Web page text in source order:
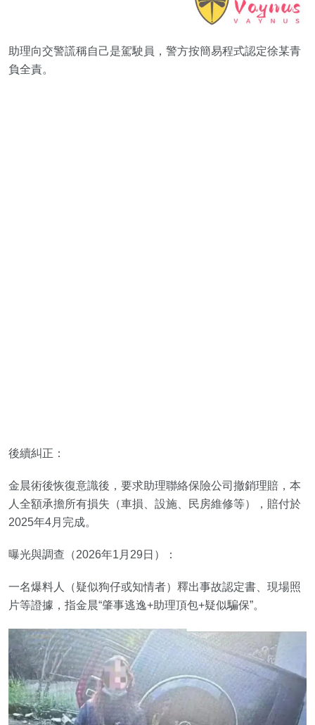
助理向交警謊稱自己是駕駛員，警方按簡易程式認定徐某青
負全責。
後續糾正：
金晨術後恢復意識後，要求助理聯絡保險公司撤銷理賠，本
人全額承擔所有損失（車損、設施、民房維修等），賠付於
2025年4月完成。
曝光與調查（2026年1月29日）：
一名爆料人（疑似狗仔或知情者）釋出事故認定書、現場照
片等證據，指金晨“肇事逃逸+助理頂包+疑似騙保”。